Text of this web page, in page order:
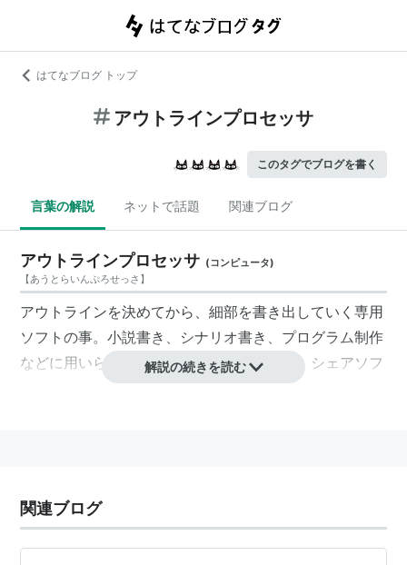
はてなブログ トップ
アウトラインプロセッサ
このタグでブログを書く
言葉の解説 ネットで話題 関連ブログ
アウトラインプロセッサ (コンピュータ)
【あうとらいんぷろせっさ 】
アウトラインを決めてから、細部を書き出していく専用
ソフトの事。小説書き、シナリオ書き、プログラム制作
などに用いられる事が多い。フリーソフト、シェアソフ
トが多く使われている。またアウトライン機能は
解説の続きを読む
関連ブログ